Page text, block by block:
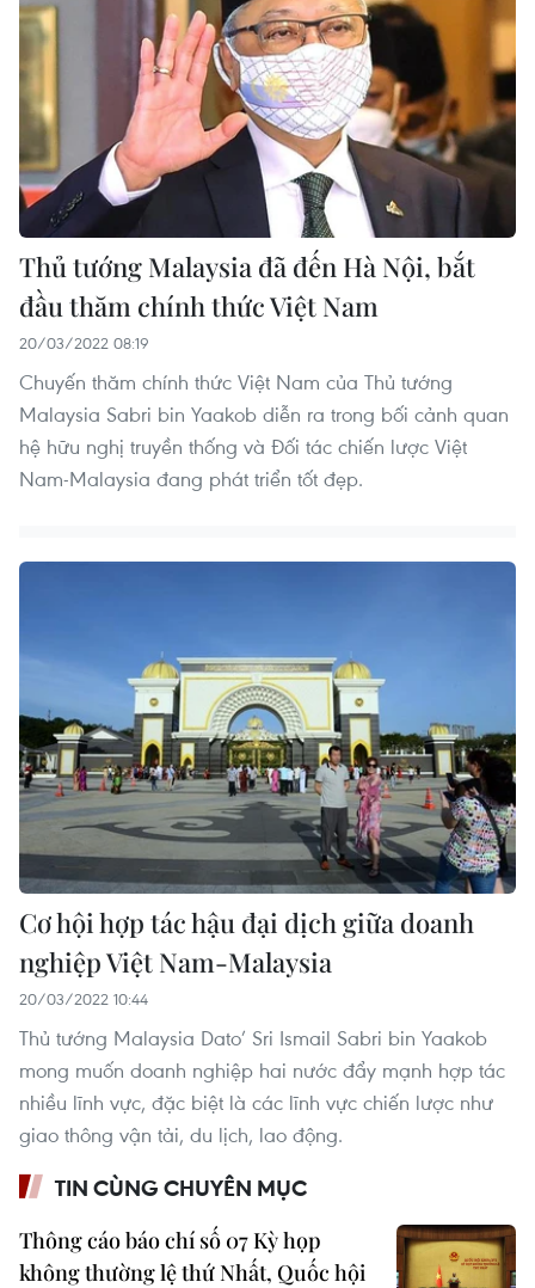
Thủ tướng Malaysia đã đến Hà Nội, bắt
đầu thăm chính thức Việt Nam
20/03/2022 08:19
Chuyến thăm chính thức Việt Nam của Thủ tướng
Malaysia Sabri bin Yaakob diễn ra trong bối cảnh quan
hệ hữu nghị truyền thống và Đối tác chiến lược Việt
Nam-Malaysia đang phát triển tốt đẹp.
Cơ hội hợp tác hậu đại dịch giữa doanh
nghiệp Việt Nam-Malaysia
20/03/2022 10:44
Thủ tướng Malaysia Dato’ Sri Ismail Sabri bin Yaakob
mong muốn doanh nghiệp hai nước đẩy mạnh hợp tác
nhiều lĩnh vực, đặc biệt là các lĩnh vực chiến lược như
giao thông vận tải, du lịch, lao động.
TIN CÙNG CHUYÊN MỤC
Thông cáo báo chí số 07 Kỳ họp
không thường lệ thứ Nhất, Quốc hội